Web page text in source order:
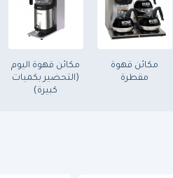
مكائن قهوة
مقطرة
مكائن قهوة اليوم
(التحضير بكميات
كبيرة)